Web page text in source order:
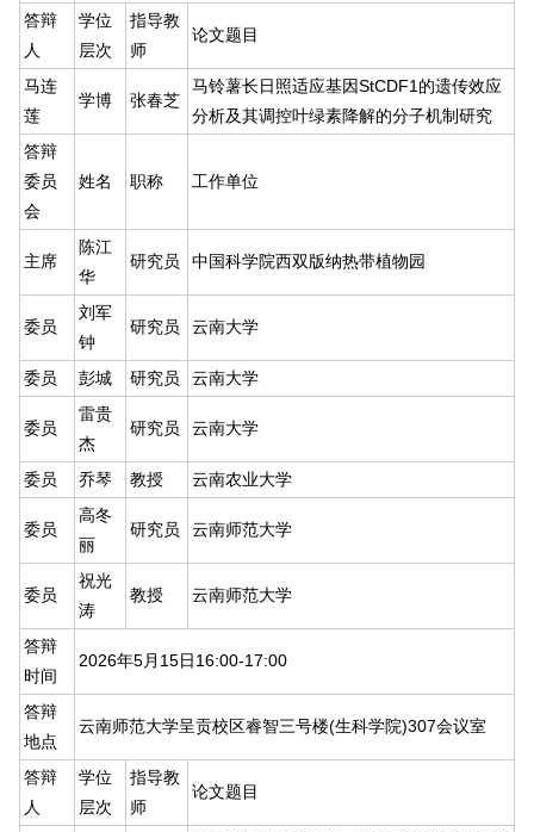
答辩
人
学位
层次
指导教
师
论文题目
马连
莲
学博 张春芝
马铃薯长日照适应基因StCDF1的遗传效应
分析及其调控叶绿素降解的分子机制研究
答辩
委员
会
姓名 职称 工作单位
主席
陈江
华
研究员 中国科学院西双版纳热带植物园
委员
刘军
钟
研究员 云南大学
委员 彭城 研究员 云南大学
委员
雷贵
杰
研究员 云南大学
委员 乔琴 教授 云南农业大学
委员
高冬
丽
研究员 云南师范大学
委员
祝光
涛
教授 云南师范大学
答辩
时间
2026年5月15日16:00-17:00
答辩
地点
云南师范大学呈贡校区睿智三号楼(生科学院)307会议室
答辩
人
学位
层次
指导教
师
论文题目